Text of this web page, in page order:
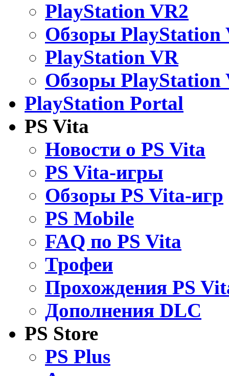
PlayStation VR2
Обзоры PlayStation
PlayStation VR
Обзоры PlayStation
PlayStation Portal
PS Vita
Новости о PS Vita
PS Vita-игры
Обзоры PS Vita-игр
PS Mobile
FAQ по PS Vita
Трофеи
Прохождения PS
Дополнения DLC
PS Store
PS Plus